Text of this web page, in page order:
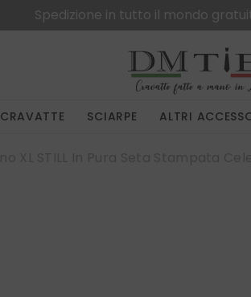
Spedizioni gratuite
CRAVATTE SCIARPE ALTRI